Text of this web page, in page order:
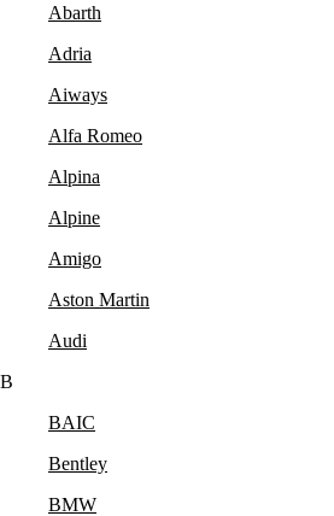
Abarth
Adria
Aiways
Alfa Romeo
Alpina
Alpine
Amigo
Aston Martin
Audi
B
BAIC
Bentley
BMW